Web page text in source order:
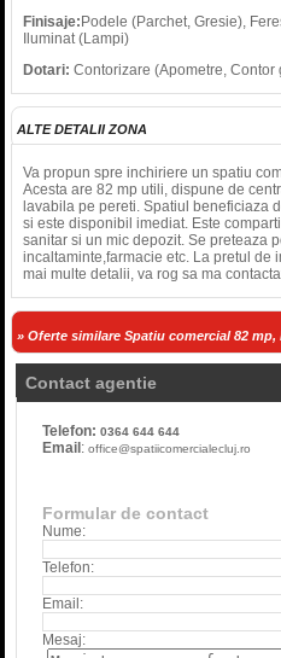
Finisaje: Podele (Parchet, Gresie),
Iluminat (Lampi)
Dotari: Contorizare (Apometre, Contor
ALTE DETALII ZONA
Va propun spre inchiriere un spatiu
Acesta are 82 mp utili, dispune de
lavabila pe pereti. Spatiul beneficiaza
si este disponibil imediat. Este
sanitar si un mic depozit. Se preteaza
incaltaminte,farmacie etc. La pretul de
mai multe detalii, va rog sa ma
» Oferte similare Spatiu comercial 82
Contact agentie
Telefon:0364 644 644
Email :office@spatiicomercialecluj.ro
Formular de contact
Nume:
Telefon:
Email:
Mesaj: